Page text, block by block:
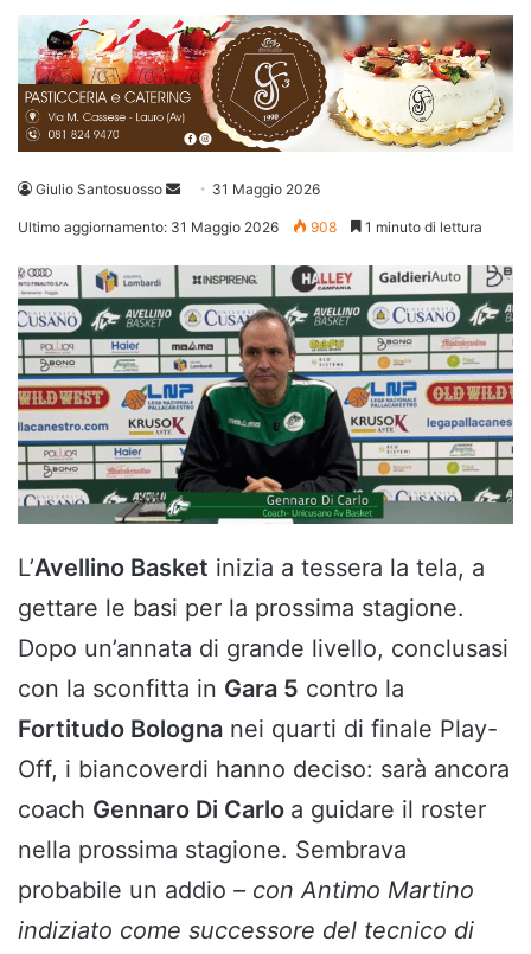
Giulio Santosuosso
Invia 31 Maggio 2026
Ultimo aggiornamento: 31 Maggio 2026 908 1 minuto di lettura
L’Avellino Basket inizia a tessera la tela, a
gettare le basi per la prossima stagione.
Dopo un’annata di grande livello, conclusasi
con la sconfitta in Gara 5 contro la
Fortitudo Bologna nei quarti di finale Play-
Off, i biancoverdi hanno deciso: sarà ancora
coach Gennaro Di Carlo a guidare il roster
nella prossima stagione. Sembrava
probabile un addio – con Antimo Martino
indiziato come successore del tecnico di